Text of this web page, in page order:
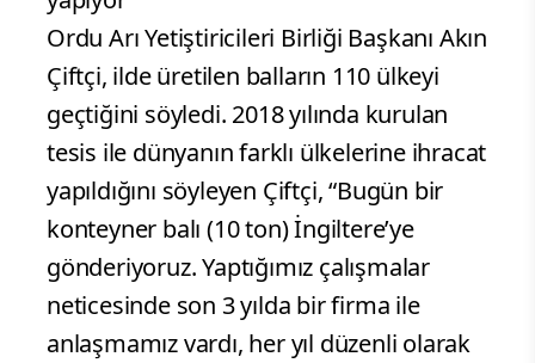
Ordu Arı Yetiştiricileri Birliği Başkanı Akın
Çiftçi, ilde üretilen balların 110 ülkeyi
geçtiğini söyledi. 2018 yılında kurulan
tesis ile dünyanın farklı ülkelerine ihracat
yapıldığını söyleyen Çiftçi, “Bugün bir
konteyner balı (10 ton) İngiltere’ye
gönderiyoruz. Yaptığımız çalışmalar
neticesinde son 3 yılda bir firma ile
anlaşmamız vardı, her yıl düzenli olarak